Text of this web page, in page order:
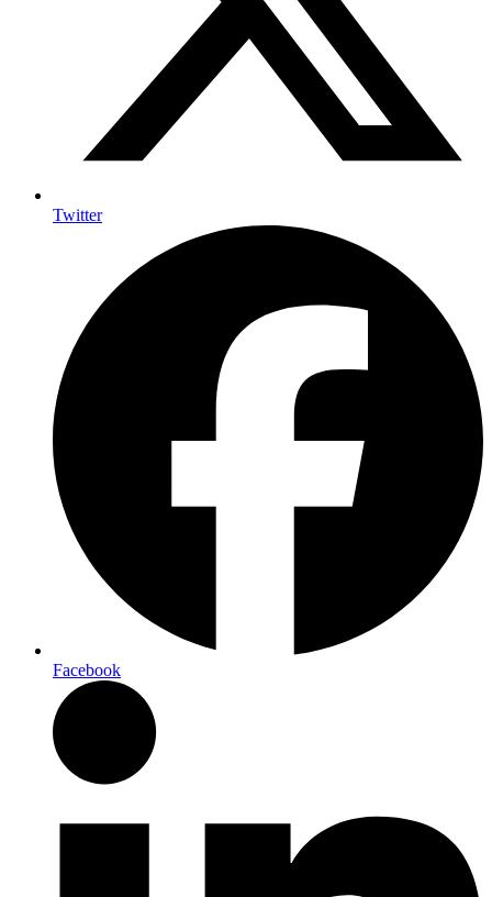
Twitter
Facebook